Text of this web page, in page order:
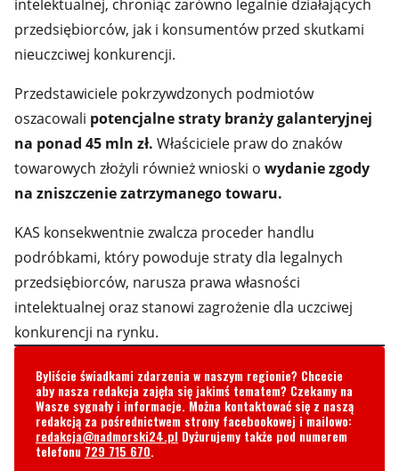
Przedstawiciele pokrzywdzonych podmiotów
oszacowali potencjalne straty branży galanteryjnej
towarowych złożyli również wnioski owydanie zgody
na zniszczenie zatrzymanego towaru.
KAS konsekwentnie zwalcza proceder handlu
podróbkami, który powoduje straty dla legalnych
intelektualnej oraz stanowi zagrożenie dla uczciwej
konkurencji na rynku.
Byliście świadkami zdarzenia w naszym regionie? Chcecie
aby nasza redakcja zajęła się jakimś tematem? Czekamy na
Wasze sygnały i informacje. Można kontaktować się z naszą
redakcja@nadmorski24.plDyżurujemy także pod numerem
telefonu729 715 670.
Komentarze